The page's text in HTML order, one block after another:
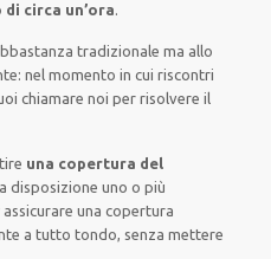
circa un’ora.
tradizionale ma allo
: nel momento in cuiriscontri
chiamare noi perrisolvere il
una copertura del
disposizione uno o più
assicurare una copertura
atutto tondo, senzamettere